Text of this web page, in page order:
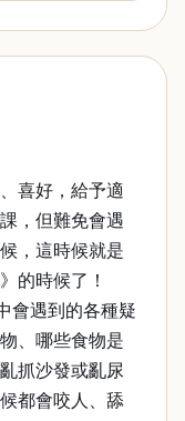
喜好，給予適
，但難免會遇
，這時候就是
的時候了！
會遇到的各種疑
、哪些食物是
抓沙發或亂尿
都會咬人、舔